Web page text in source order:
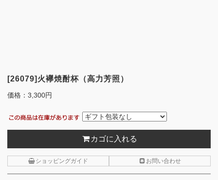
[26079]火襷焼酎杯（高力芳照）
価格： 3,300円
カゴに入れる
ショッピングガイド お問い合わせ